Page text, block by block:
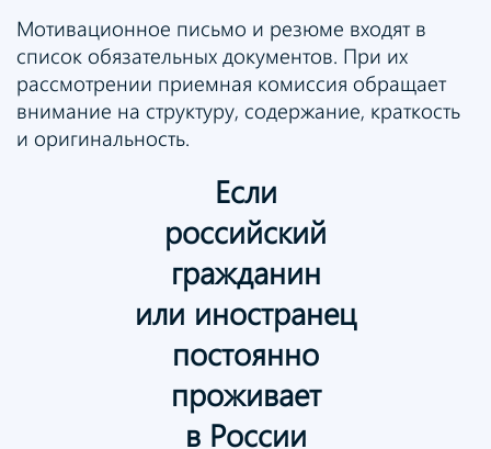
Мотивационное письмо и резюме входят в
список обязательных документов. При их
рассмотрении приемная комиссия обращает
внимание на структуру, содержание, краткость
и оригинальность.
Если
российский
гражданин
или иностранец
постоянно
проживает
в России